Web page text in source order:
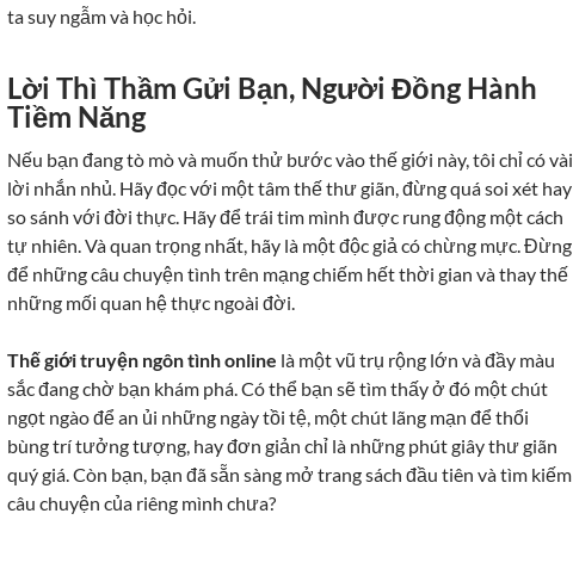
ta suy ngẫm và học hỏi.
Lời Thì Thầm Gửi Bạn, Người Đồng Hành
Tiềm Năng
Nếu bạn đang tò mò và muốn thử bước vào thế giới này, tôi chỉ có vài
lời nhắn nhủ. Hãy đọc với một tâm thế thư giãn, đừng quá soi xét hay
so sánh với đời thực. Hãy để trái tim mình được rung động một cách
tự nhiên. Và quan trọng nhất, hãy là một độc giả có chừng mực. Đừng
để những câu chuyện tình trên mạng chiếm hết thời gian và thay thế
những mối quan hệ thực ngoài đời.
Thế giới truyện ngôn tình online là một vũ trụ rộng lớn và đầy màu
sắc đang chờ bạn khám phá. Có thể bạn sẽ tìm thấy ở đó một chút
ngọt ngào để an ủi những ngày tồi tệ, một chút lãng mạn để thổi
bùng trí tưởng tượng, hay đơn giản chỉ là những phút giây thư giãn
quý giá. Còn bạn, bạn đã sẵn sàng mở trang sách đầu tiên và tìm kiếm
câu chuyện của riêng mình chưa?